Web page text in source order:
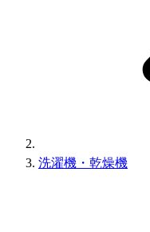
洗濯機・乾燥機